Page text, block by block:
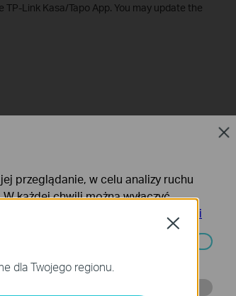
Link Kasa/Tapo App. You may update the
dla Twojego regionu.
Close
przeglądanie, w celu analizy ruchu
każdej chwili można wyłączyć
jest w
Polityce prywatności
i nie moga zostać wyłączone.
Close